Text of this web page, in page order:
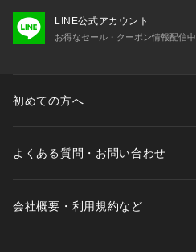
LINE公式アカウント
お得なセール・クーポン情報配信中
初めての方へ
よくある質問・お問い合わせ
会社概要・利用規約など